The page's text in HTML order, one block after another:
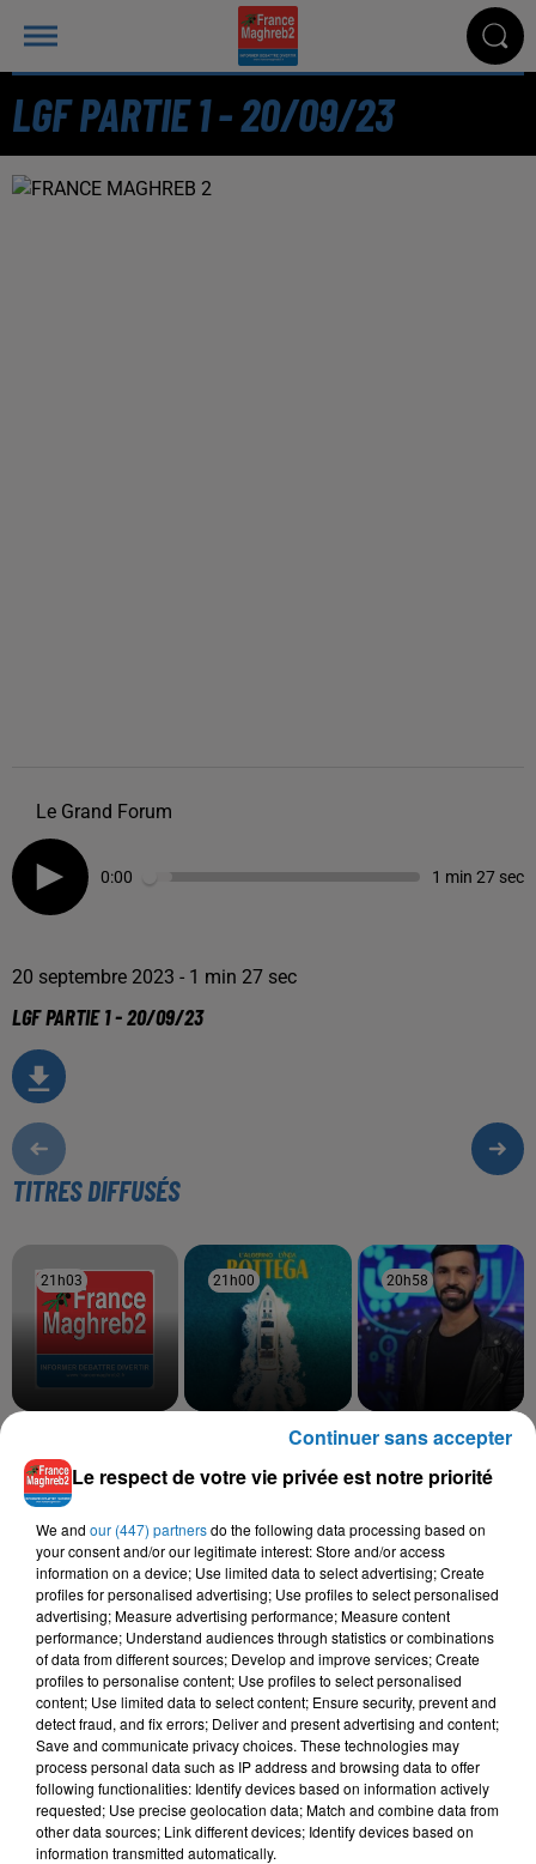
LGF PARTIE 1 - 20/09/23
Le Grand Forum
0:00 1 min 27 sec
20 septembre 2023 - 1 min 27 sec
LGF PARTIE 1 - 20/09/23
TITRES DIFFUSÉS
21h03
21h03
Nouveau Monde
21h00
21h00
LALGERINO, LYNDA
20h58
20h58
AYMEN GHZEL
Ya Lahnina Ya Mima
L'HOROSCOPE
Bélier Taureau Gémeaux
Le respect de votre vie privée est notre priorité
We and our (447) partnersdo the following data processing based on
your consent and/or our legitimate interest: Store and/or access
information on a device; Use limited data to select advertising; Create
profiles for personalised advertising; Use profiles to select personalised
advertising; Measure advertising performance; Measure content
performance; Understand audiences through statistics or combinations
of data from different sources; Develop and improve services; Create
profiles to personalise content; Use profiles to select personalised
content; Use limited data to select content; Ensure security, prevent and
detect fraud, and fix errors; Deliver and present advertising and content;
Save and communicate privacy choices. These technologies may
process personal data such as IP address and browsing data to offer
following functionalities: Identify devices based on information actively
requested; Use precise geolocation data; Match and combine data from
other data sources; Link different devices; Identify devices based on
information transmitted automatically.
Continuer sans accepter